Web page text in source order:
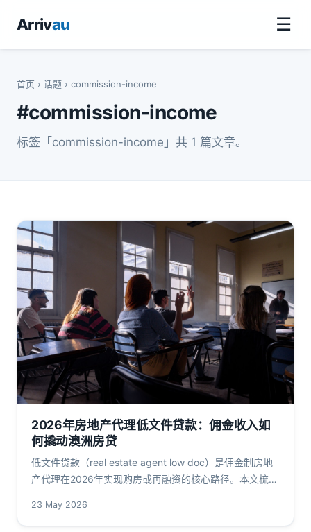
Arrivau ☰
首页 › 话题 › commission-income
#commission-income
标签「commission-income」共 1 篇文章。
2026年房地产代理低文件贷款：佣金收入如
何撬动澳洲房贷
低文件贷款（real estate agent low doc）是佣金制房地
产代理在2026年实现购房或再融资的核心路径。本文梳理
LVR上限、利率差价与文件准备策略。
23 May 2026